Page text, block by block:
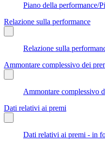
Piano della performance/
Relazione sulla performance
Relazione sulla
Ammontare complessivo dei
Ammontare complessivo
Dati relativi ai premi
Dati relativi ai premi - in